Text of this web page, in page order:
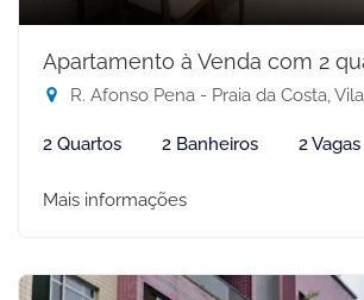
Apartamento à Venda com 2
R. Afonso Pena - Praia da Costa,
2 Quartos 2 Banheiros 2 Vagas
Mais informações